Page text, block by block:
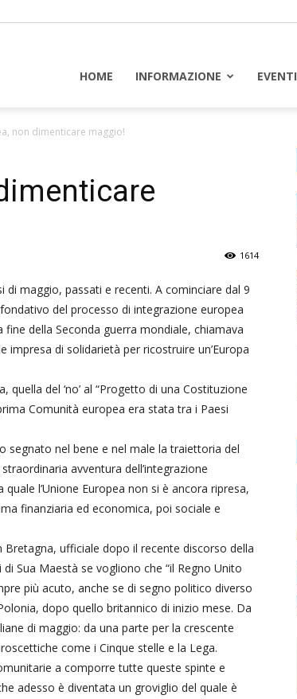
HOME INFORMAZIONE EVENTI
non dimenticare maggio!
1614
di maggio, passati e recenti. A cominciare dal 9
del processo di integrazione europea
della Seconda guerra mondiale, chiamava
impresa di solidarietà per ricostruire un’Europa
del ‘no’ al “Progetto di una Costituzione
Comunità europea era stata tra i Paesi
segnato nel bene e nel male la traiettoria del
avventura dell’integrazione
l’Unione Europea non si è ancora ripresa,
finanziaria ed economica, poi sociale e
ufficiale dopo il recente discorso della
Sua Maestà se vogliono che “il Regno Unito
più acuto, anche se di segno politico diverso
dopo quello britannico di inizio mese. Da
di maggio: da una parte per la crescente
come i Cinque stelle e la Lega.
a comporre tutte queste spinte e
adesso è diventata un groviglio del quale è